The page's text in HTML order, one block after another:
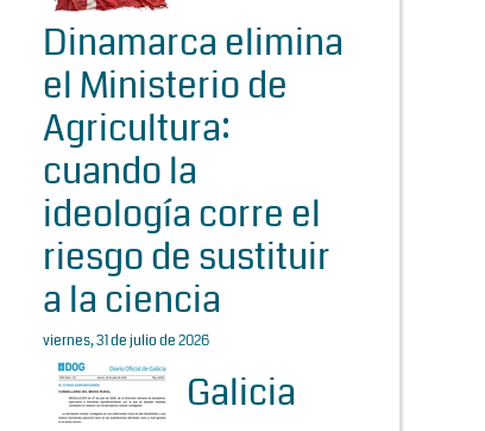
Dinamarca elimina
el Ministerio de
Agricultura:
cuando la
ideología corre el
riesgo de sustituir
a la ciencia
viernes, 31 de julio de 2026
Galicia